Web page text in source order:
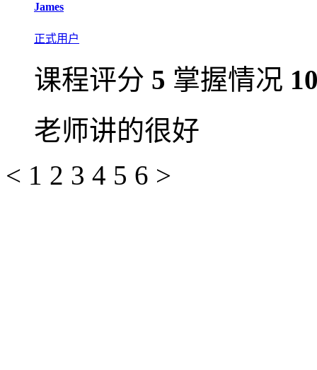
James
正式用户
课程评分 5 掌握情况
老师讲的很好
< 1 2 3 4 5 6 >